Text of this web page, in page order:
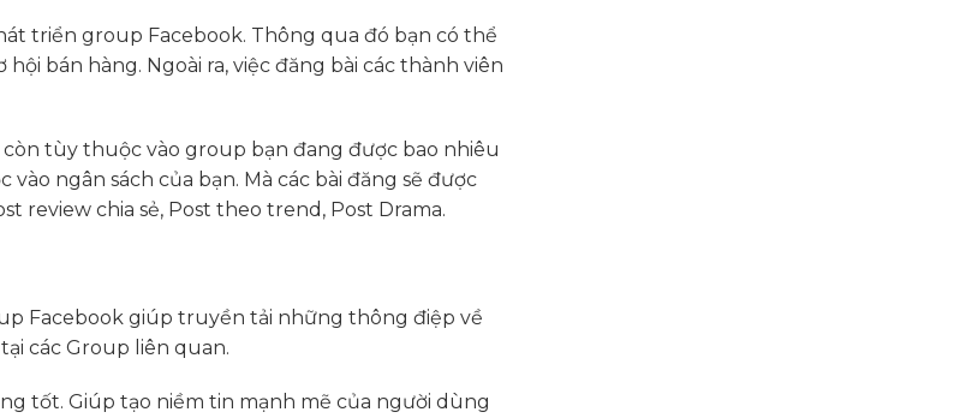
triển group Facebook. Thông qua đó bạn có thể
bán hàng. Ngoài ra, việc đăng bài các thành viên
tùy thuộc vào group bạn đang được bao nhiêu
ngân sách của bạn. Mà các bài đăng sẽ được
review chia sẻ, Post theo trend, Post Drama.
Facebook giúp truyền tải những thông điệp về
các Group liên quan.
tốt. Giúp tạo niềm tin mạnh mẽ của người dùng